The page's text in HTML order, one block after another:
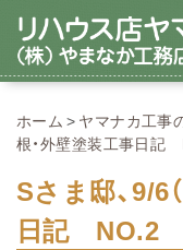
ホーム ヤマナカ工事
根・外壁塗装工事日記
Sさま邸、9/6
日記 NO.2